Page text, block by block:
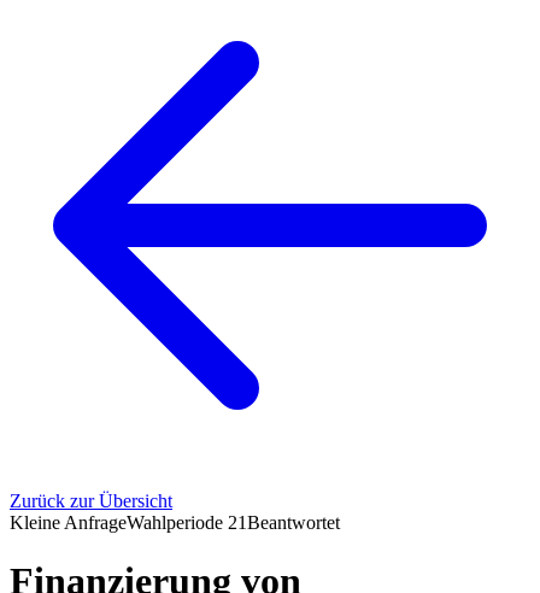
Zurück zur Übersicht
Kleine AnfrageWahlperiode 21Beantwortet
Finanzierung von